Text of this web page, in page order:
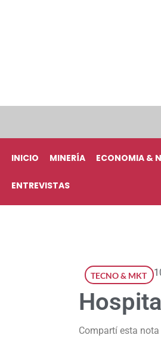
INICIO MINERÍA ECONOMIA &
ENTREVISTAS
TECNO & MKT
Compartí esta nota